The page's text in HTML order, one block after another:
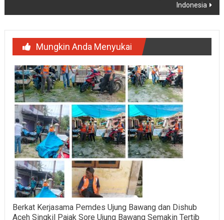
Indonesia
Mungkin Anda Menyukai
Berkat Kerjasama Pemdes Ujung Bawang dan Dishub
Aceh Singkil Pajak Sore Ujung Bawang Semakin Tertib